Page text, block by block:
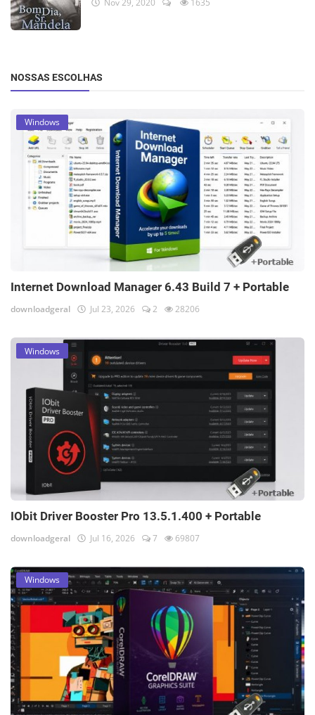
Nov 29, 2020 1635
NOSSAS ESCOLHAS
Windows
Internet Download Manager 6.43 Build 7 + Portable
downloadgeral Jul 23, 2026 2 28206
Windows
IObit Driver Booster Pro 13.5.1.400 + Portable
downloadgeral Jul 16, 2026 7 69807
Windows